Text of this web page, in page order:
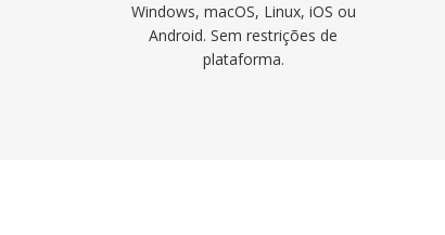
A
combinação de
Windows, macOS, Linux, iOS ou
Android. Sem restrições de
plataforma.